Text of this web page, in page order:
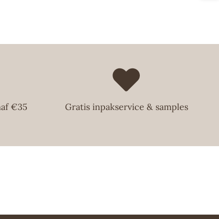
€35 Gratis inpakservice & samples